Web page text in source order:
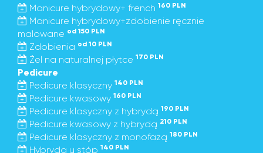
Manicure hybrydowy+ french 160 PLN
Manicure hybrydowy+zdobienie ręcznie
malowane od 150 PLN
Zdobienia od 10 PLN
Żel na naturalnej płytce 170 PLN
Pedicure
Pedicure klasyczny 140 PLN
Pedicure kwasowy 160 PLN
Pedicure klasyczny z hybrydą 190 PLN
Pedicure kwasowy z hybrydą 210 PLN
Pedicure klasyczny z monofazą 180 PLN
Hybryda u stóp 140 PLN